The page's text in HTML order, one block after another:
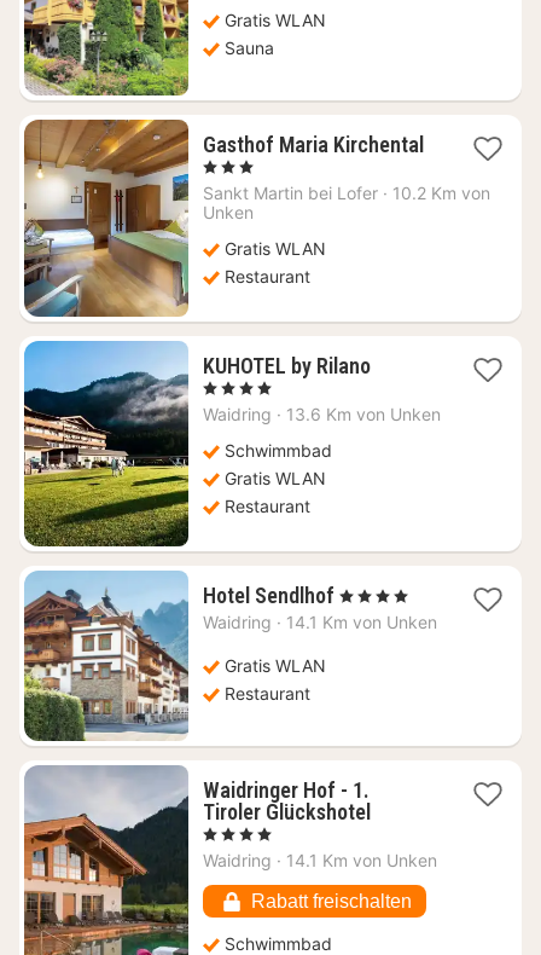
119,37
Gratis WLAN
Sauna
Gasthof Maria Kirchental1
ab
, 3 Sterne
Sankt Martin bei Lofer · 10.2 Km von
Unken
Gratis WLAN
Restaurant
KUHOTEL by Rilano1
ab
, 4 Sterne
Waidring · 13.6 Km von Unken
Schwimmbad
Gratis WLAN
Restaurant
Hotel Sendlhof 1
Nacht
, 4 Sterne
Waidring · 14.1 Km von Unken
Gratis WLAN
Restaurant
Waidringer Hof - 1.
Tiroler Glückshotel1
ab
€
, 4 Sterne
Waidring · 14.1 Km von Unken
Rabatt freischalten
Schwimmbad